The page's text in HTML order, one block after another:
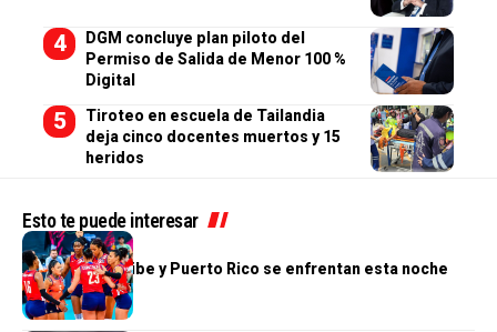
DGM concluye plan piloto del
Permiso de Salida de Menor 100 %
Digital
Tiroteo en escuela de Tailandia
deja cinco docentes muertos y 15
heridos
Esto te puede interesar
DEPORTES
Reinas del Caribe y Puerto Rico se enfrentan esta noche